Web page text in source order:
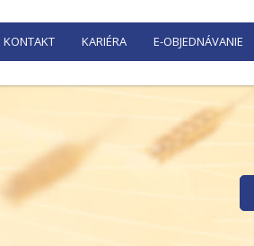
KONTAKT KARIÉRA E-OBJEDNÁVANIE